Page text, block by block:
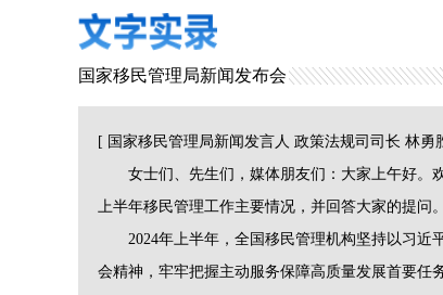
国家移民管理局新闻发布会
[ 国家移民管理局新闻发言人 政策法规司司长 林勇
女士们、先生们，媒体朋友们：大家上午好。
上半年移民管理工作主要情况，并回答大家的提问。
2024年上半年，全国移民管理机构坚持以习近
会精神，牢牢把握主动服务保障高质量发展首要任